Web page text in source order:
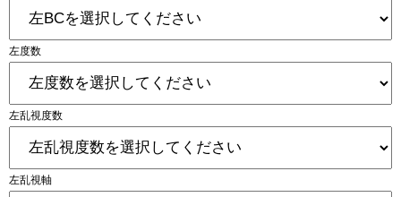
左度数
左乱視度数
左乱視軸